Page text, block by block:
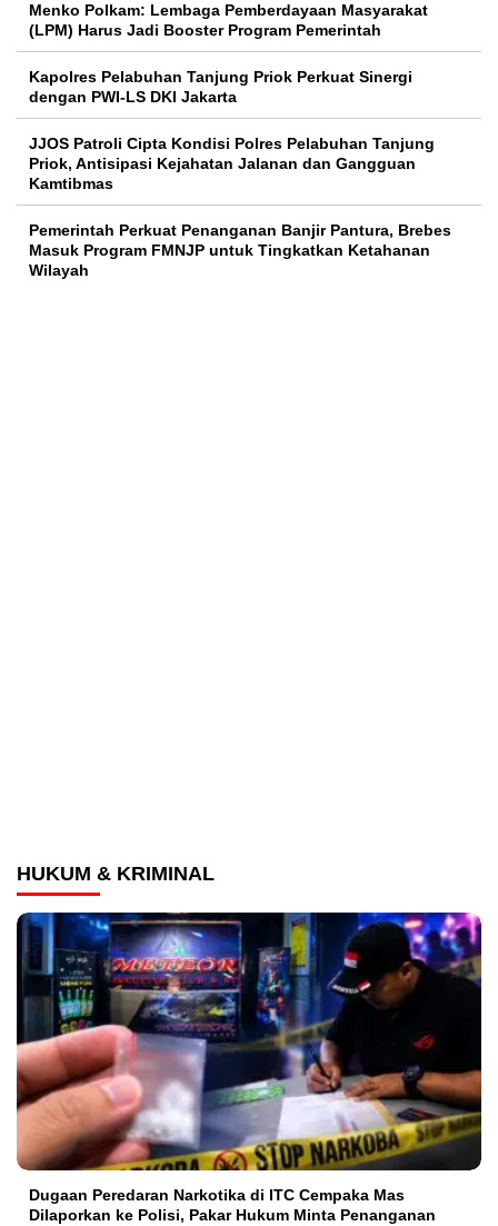
Menko Polkam: Lembaga Pemberdayaan Masyarakat
(LPM) Harus Jadi Booster Program Pemerintah
Kapolres Pelabuhan Tanjung Priok Perkuat Sinergi
dengan PWI-LS DKI Jakarta
JJOS Patroli Cipta Kondisi Polres Pelabuhan Tanjung
Priok, Antisipasi Kejahatan Jalanan dan Gangguan
Kamtibmas
Pemerintah Perkuat Penanganan Banjir Pantura, Brebes
Masuk Program FMNJP untuk Tingkatkan Ketahanan
Wilayah
HUKUM & KRIMINAL
Dugaan Peredaran Narkotika di ITC Cempaka Mas
Dilaporkan ke Polisi, Pakar Hukum Minta Penanganan